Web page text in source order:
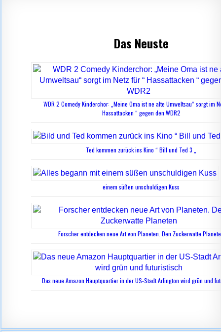
Das Neuste
WDR 2 Comedy Kinderchor: „Meine Oma ist ne alte Umweltsau“ sorgt im
Hassattacken “ gegen den WDR2
Ted kommen zurück ins Kino “ Bill und Ted 3 „
einem süßen unschuldigen Kuss
Forscher entdecken neue Art von Planeten. Den Zuckerwatte
Das neue Amazon Hauptquartier in der US-Stadt Arlington wird grün und